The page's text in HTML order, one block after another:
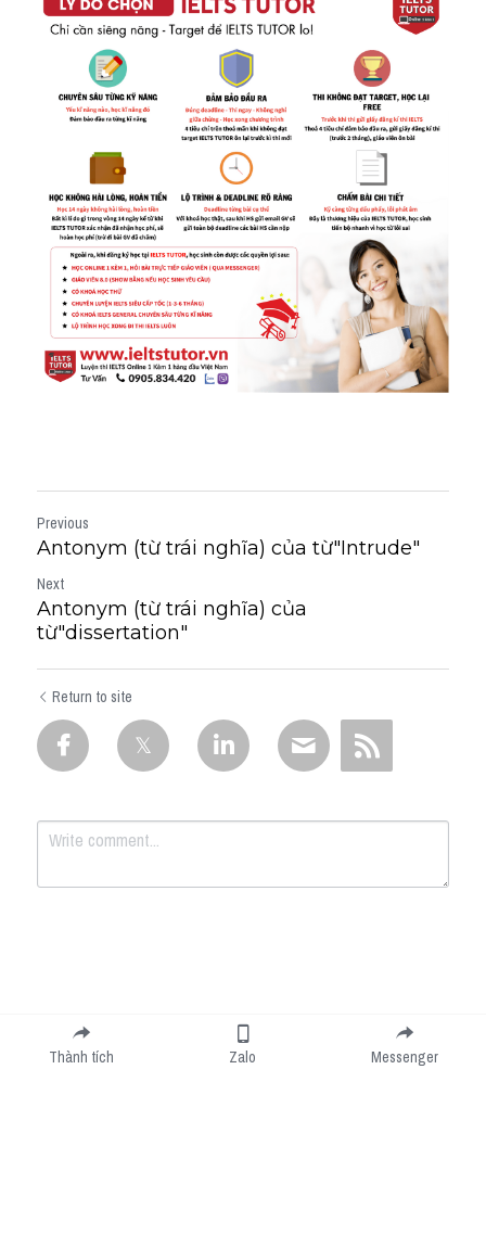
Previous
Antonym (từ trái nghĩa) của từ"Intrude"
Next
Antonym (từ trái nghĩa) của
từ"dissertation"
Return to site
Submit
Thành tích Zalo Messenger